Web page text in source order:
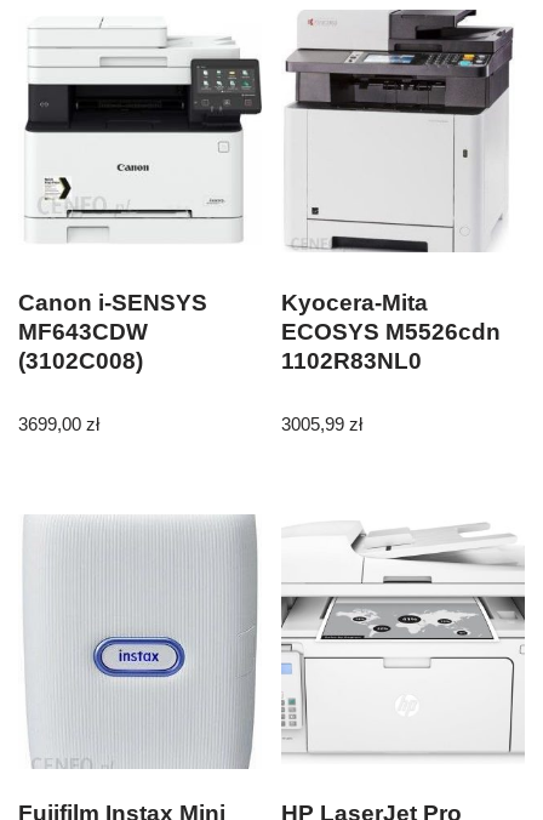
Canon i-SENSYS
MF643CDW
(3102C008)
3699,00 zł
Kyocera-Mita
ECOSYS M5526cdn
1102R83NL0
3005,99zł
Fujifilm Instax Mini HP LaserJet Pro